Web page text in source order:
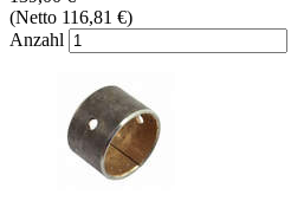
(Netto 116,81 €)
Anzahl